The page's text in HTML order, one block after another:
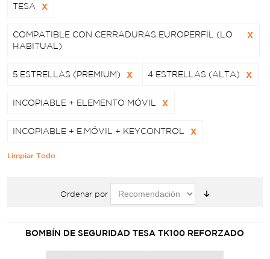
TESA X
COMPATIBLE CON CERRADURAS EUROPERFIL (LO
HABITUAL)
X
5 ESTRELLAS (PREMIUM) X 4 ESTRELLAS (ALTA) X
INCOPIABLE + ELEMENTO MÓVIL X
INCOPIABLE + E.MÓVIL + KEYCONTROL X
Limpiar Todo
Ordenar por
BOMBÍN DE SEGURIDAD TESA TK100 REFORZADO